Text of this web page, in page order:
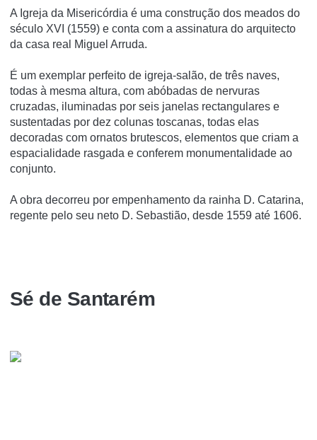
A Igreja da Misericórdia é uma construção dos meados do
século XVI (1559) e conta com a assinatura do arquitecto
da casa real Miguel Arruda.
É um exemplar perfeito de igreja-salão, de três naves,
todas à mesma altura, com abóbadas de nervuras
cruzadas, iluminadas por seis janelas rectangulares e
sustentadas por dez colunas toscanas, todas elas
decoradas com ornatos brutescos, elementos que criam a
espacialidade rasgada e conferem monumentalidade ao
conjunto.
A obra decorreu por empenhamento da rainha D. Catarina,
regente pelo seu neto D. Sebastião, desde 1559 até 1606.
Sé de Santarém